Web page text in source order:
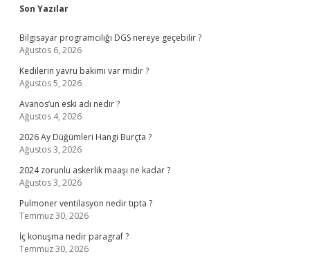
Sidebar
Son Yazılar
Bilgisayar programcılığı DGS nereye geçebilir ?
Ağustos 6, 2026
Kedilerin yavru bakımı var mıdır ?
Ağustos 5, 2026
Avanos’un eski adı nedir ?
Ağustos 4, 2026
2026 Ay Düğümleri Hangi Burçta ?
Ağustos 3, 2026
2024 zorunlu askerlik maaşı ne kadar ?
Ağustos 3, 2026
Pulmoner ventilasyon nedir tıpta ?
Temmuz 30, 2026
İç konuşma nedir paragraf ?
Temmuz 30, 2026